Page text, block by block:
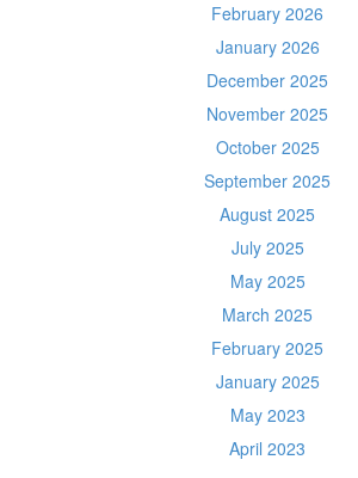
February 2026
January 2026
December 2025
November 2025
October 2025
September 2025
August 2025
July 2025
May 2025
March 2025
February 2025
January 2025
May 2023
April 2023